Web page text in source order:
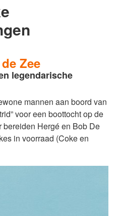
Zee
legendarische
mannen aan boord van
voor een boottocht op de
bereiden Hergé en Bob De
in voorraad (Coke en